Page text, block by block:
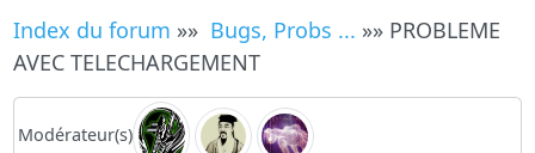
Index du forum »» Bugs, Probs ... »» PROBLEME
AVEC TELECHARGEMENT
Modérateur(s)